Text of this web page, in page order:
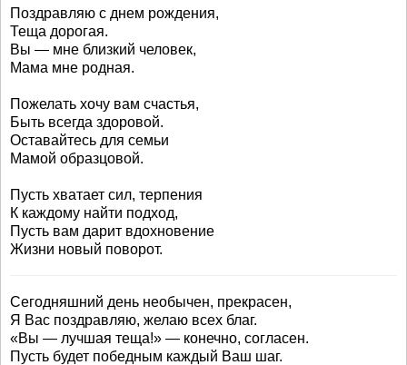
Поздравляю с днем рождения,
Теща дорогая.
Вы — мне близкий человек,
Мама мне родная.
Пожелать хочу вам счастья,
Быть всегда здоровой.
Оставайтесь для семьи
Мамой образцовой.
Пусть хватает сил, терпения
К каждому найти подход,
Пусть вам дарит вдохновение
Жизни новый поворот.
Сегодняшний день необычен, прекрасен,
Я Вас поздравляю, желаю всех благ.
«Вы — лучшая теща!» — конечно, согласен.
Пусть будет победным каждый Ваш шаг.